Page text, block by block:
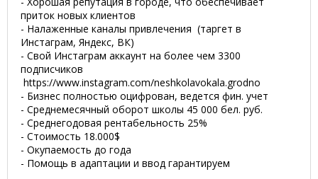
приток новых клиентов
- Налаженные каналы привлечения (таргет в
Инстаграм, Яндекс, ВК)
- Свой Инстаграм аккаунт на более чем 3300
подписчиков
https://www.instagram.com/neshkolavokala.grodno
- Бизнес полностью оцифрован, ведется фин. учет
- Среднемесячный оборот школы 45 000 бел. руб.
- Среднегодовая рентабельность 25%
- Стоимость 18.000$
- Окупаемость до года
- Помощь в адаптации и ввод гарантируем